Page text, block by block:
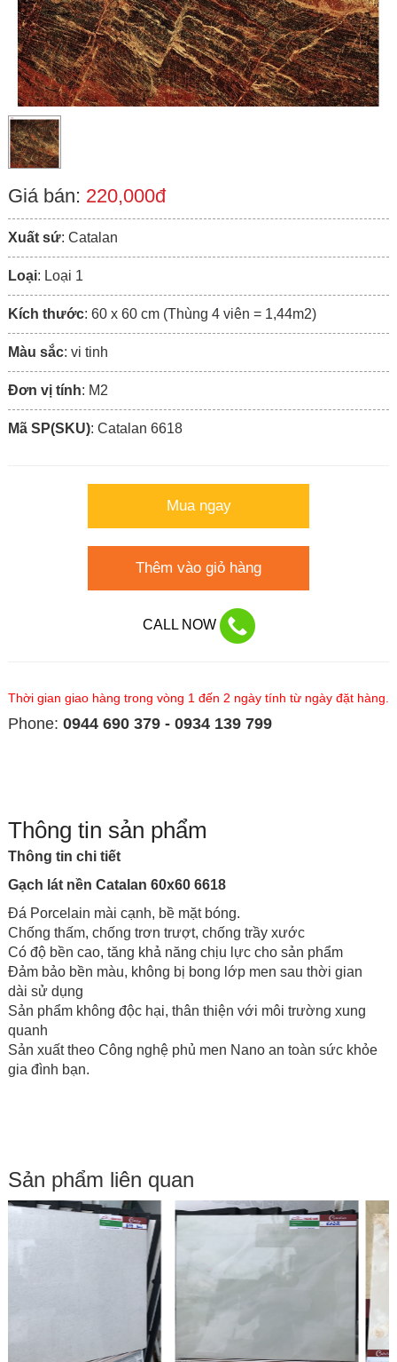
Giá bán: 220,000đ
Xuất sứ: Catalan
Loại: Loại 1
Kích thước: 60 x 60 cm (Thùng 4 viên = 1,44m2)
Màu sắc: vi tinh
Đơn vị tính: M2
Mã SP(SKU): Catalan 6618
Mua ngay
Thêm vào giỏ hàng
CALL NOW
Thời gian giao hàng trong vòng 1 đến 2 ngày tính từ ngày đặt hàng.
Phone: 0944 690 379 - 0934 139 799
Thông tin sản phẩm
Thông tin chi tiết
Gạch lát nền Catalan 60x60 6618
Đá Porcelain mài cạnh, bề mặt bóng.
Chống thấm, chống trơn trượt, chống trầy xước
Có độ bền cao, tăng khả năng chịu lực cho sản phẩm
Đảm bảo bền màu, không bị bong lớp men sau thời gian
dài sử dụng
Sản phẩm không độc hại, thân thiện với môi trường xung
quanh
Sản xuất theo Công nghệ phủ men Nano an toàn sức khỏe
gia đình bạn.
Sản phẩm liên quan